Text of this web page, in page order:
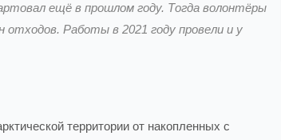
ещё в прошлом году. Тогда волонтёры
отходов. Работы в 2021 году провели и у
территории от накопленных с